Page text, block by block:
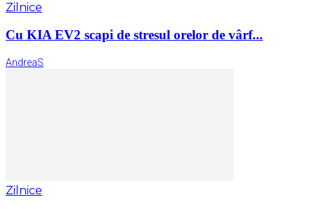
Zilnice
Cu KIA EV2 scapi de stresul orelor de vârf...
AndreaS
Zilnice